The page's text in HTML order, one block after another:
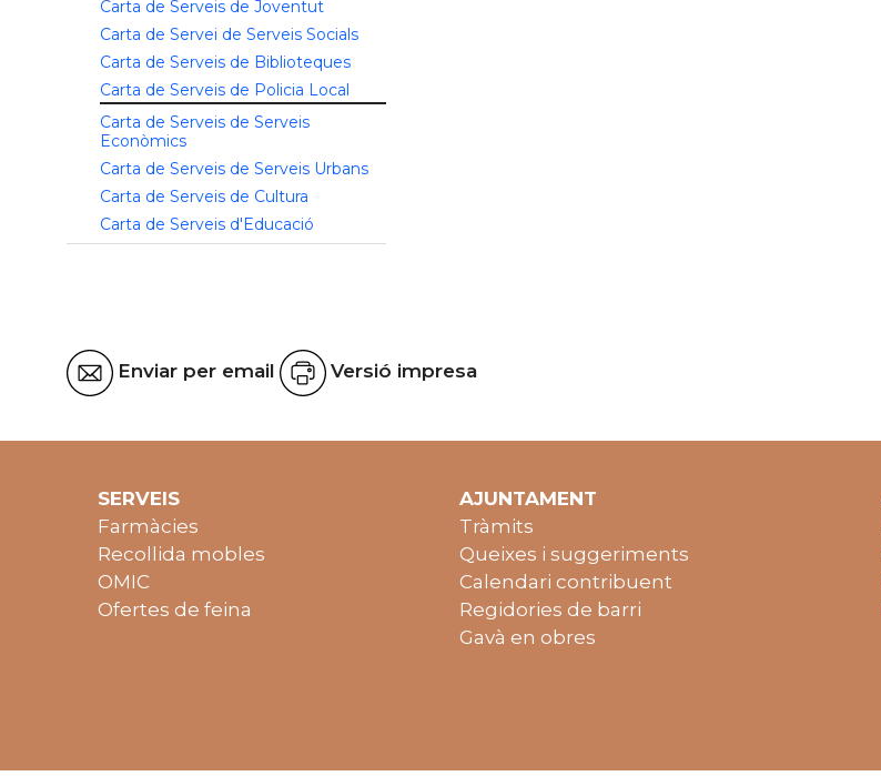
Carta de Serveis de Joventut
Carta de Servei de Serveis Socials
Carta de Serveis de Biblioteques
Carta de Serveis de Policia Local
Carta de Serveis de Serveis
Econòmics
Carta de Serveis de Serveis Urbans
Carta de Serveis de Cultura
Carta de Serveis d'Educació
Enviar per email Versió impresa
SERVEIS
Farmàcies
Recollida mobles
OMIC
Ofertes de feina
AJUNTAMENT
Tràmits
Queixes i suggeriments
Calendari contribuent
Regidories de barri
Gavà en obres